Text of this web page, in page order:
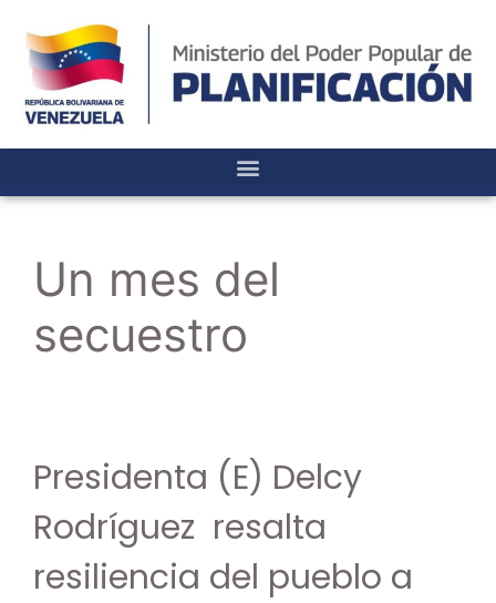
Un mes del
secuestro
Presidenta (E) Delcy
Rodríguez resalta
resiliencia del pueblo a